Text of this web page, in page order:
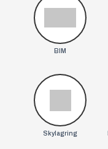
BIM
Skylagring